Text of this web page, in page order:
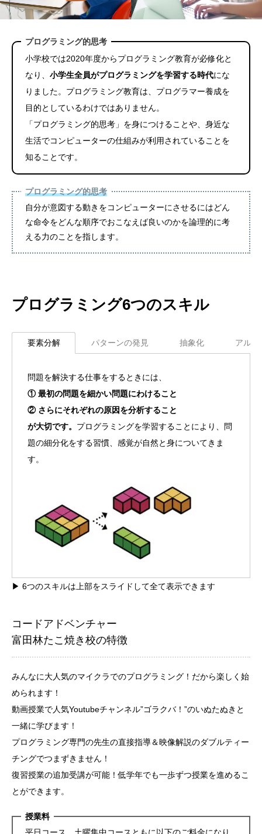
プログラミング的思考
小学校では2020年度からプログラミング教育が必修化と
なり、 小学生全員がプログラミングを学習する時代にな
りました。プログラミング教育は、プログラマー養成を
目的としているわけではありません。
「プログラミング的思考」を身につけることや、身近な
生活でコンピューターの仕組みが利用されていることを
知ることです。
プログラミング的思考
自分が意図する動きをコンピューターにさせるにはどん
な命令をどんな順序でおこなえば良いのかを論理的に考
える力のことを指します。
プログラミング6つのスキル
要素分解 パターンの発見 抽象化 アルゴ
問題を解決する仕事をするときには、
① 最初の問題を細かい問題にわけること
② さらにそれぞれの原因を分析すること
が大切です。 プログラミングを学習することにより、問
題の細分化をする習慣、感覚が自然と身についてきま
す。
▶︎ 6つのスキルは上部をスライドして全て表示できます
コードアドベンチャー
富田林たこ焼き校の特徴
みんなに大人気のマイクラでのプログラミング！だから楽しく始
められます！
動画授業で人気Youtubeチャンネル”ゴラクバ！”のいぬたぬきと
一緒に学びます！
プログラミング専門の先生の直接指導＆映像解説のダブルティー
チングでつまずきません！
復習授業の追加受講が可能！低学年でも一歩ずつ授業を進めるこ
とができます。
授業料